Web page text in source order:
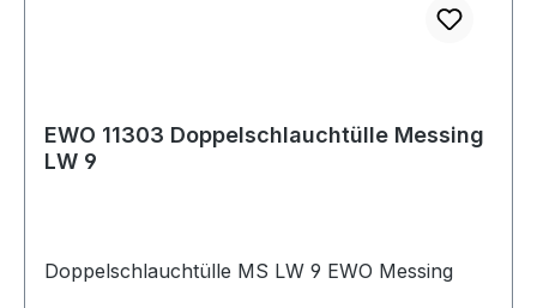
EWO 11303 Doppelschlauchtülle Messing
LW 9
Doppelschlauchtülle MS LW 9 EWO Messing